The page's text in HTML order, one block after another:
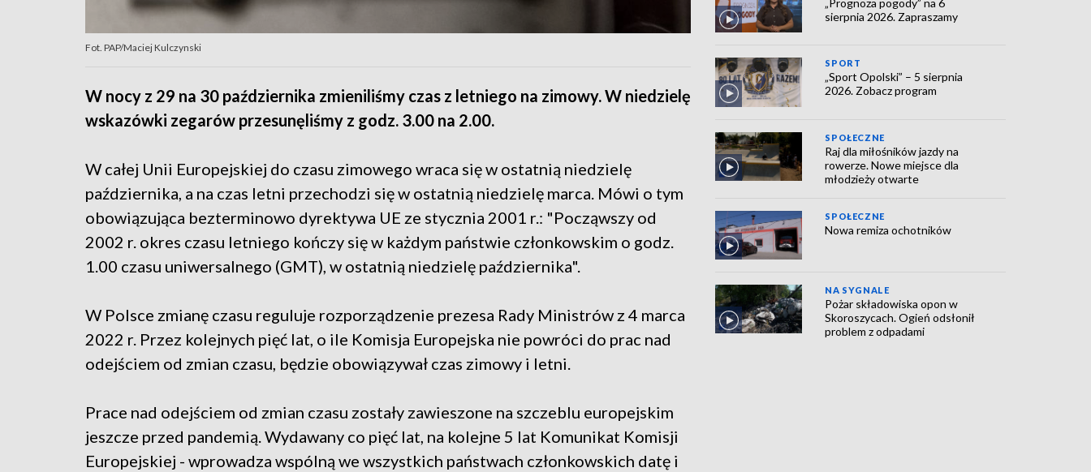
Fot. PAP/Maciej Kulczynski
W nocy z 29 na 30 października zmieniliśmy czas z letniego na zimowy. W niedzielę
wskazówki zegarów przesunęliśmy z godz. 3.00 na 2.00.
W całej Unii Europejskiej do czasu zimowego wraca się w ostatnią niedzielę
października, a na czas letni przechodzi się w ostatnią niedzielę marca. Mówi o tym
obowiązująca bezterminowo dyrektywa UE ze stycznia 2001 r.: "Począwszy od
2002 r. okres czasu letniego kończy się w każdym państwie członkowskim o godz.
1.00 czasu uniwersalnego (GMT), w ostatnią niedzielę października".
W Polsce zmianę czasu reguluje rozporządzenie prezesa Rady Ministrów z 4 marca
2022 r. Przez kolejnych pięć lat, o ile Komisja Europejska nie powróci do prac nad
odejściem od zmian czasu, będzie obowiązywał czas zimowy i letni.
Prace nad odejściem od zmian czasu zostały zawieszone na szczeblu europejskim
jeszcze przed pandemią. Wydawany co pięć lat, na kolejne 5 lat Komunikat Komisji
Europejskiej - wprowadza wspólną we wszystkich państwach członkowskich datę i
sierpnia 2026. Zapraszamy
SPORT
„Sport Opolski” – 5 sierpnia
2026. Zobacz program
SPOŁECZNE
Raj dla miłośników jazdy na
rowerze. Nowe miejsce dla
młodzieży otwarte
SPOŁECZNE
Nowa remiza ochotników
NA SYGNALE
Pożar składowiska opon w
Skoroszycach. Ogień odsłonił
problem z odpadami